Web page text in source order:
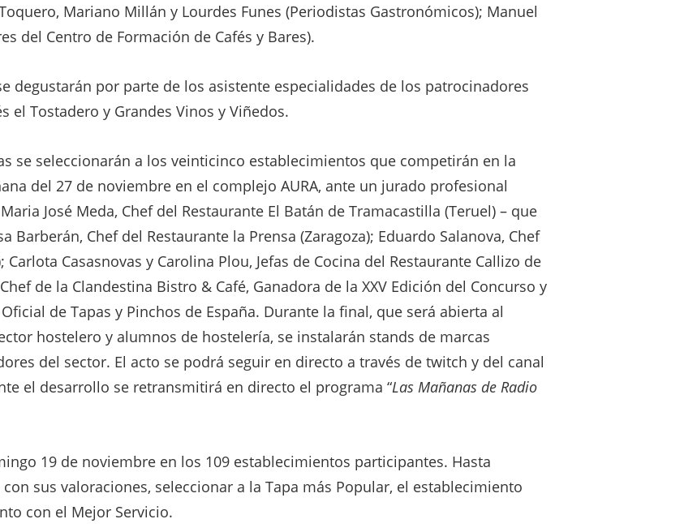
Mariano Millán y Lourdes Funes (Periodistas Gastronómicos); Manuel
del Centro de Formación de Cafés y Bares).
degustarán por parte de los asistente especialidades de los patrocinadores
el Tostadero y Grandes Vinos y Viñedos.
se seleccionarán a los veinticinco establecimientos que competirán en la
del 27 de noviembre en el complejo AURA, ante un jurado profesional
José Meda, Chef del Restaurante El Batán de Tramacastilla (Teruel) – que
Barberán, Chef del Restaurante la Prensa (Zaragoza); Eduardo Salanova, Chef
Carlota Casasnovas y Carolina Plou, Jefas de Cocina del Restaurante Callizo de
de la Clandestina Bistro & Café, Ganadora de la XXV Edición del Concurso y
de Tapas y Pinchos de España. Durante la final, que será abierta al
hostelero y alumnos de hostelería, se instalarán stands de marcas
del sector. El acto se podrá seguir en directo a través de twitch y del canal
el desarrollo se retransmitirá en directo el programa “Las Mañanas de Radio
19 de noviembre en los 109 establecimientos participantes. Hasta
sus valoraciones, seleccionar a la Tapa más Popular, el establecimiento
con el Mejor Servicio.